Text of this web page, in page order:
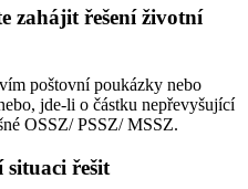
zahájit řešení životní
poštovní poukázky nebo
jde-li o částku nepřevyšující
OSSZ/ PSSZ/ MSSZ.
situaci řešit